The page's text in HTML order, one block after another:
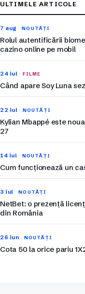
ULTIMELE ARTICOLE
7 aug NOUTĂȚI
Rolul autentificării
cazino online pe mobil
24 iul FILME
Când apare Soy Luna
22 iul NOUTĂȚI
Kylian Mbappé este
27
14 iul NOUTĂȚI
Cum funcționează un
3 iul NOUTĂȚI
NetBet: o prezență
din România
26 iun NOUTĂȚI
Cota 50 la orice pariu